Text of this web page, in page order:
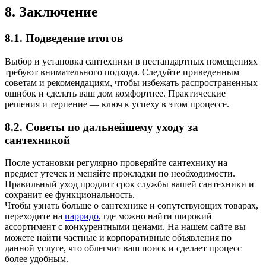
8. Заключение
8.1. Подведение итогов
Выбор и установка сантехники в нестандартных помещениях
требуют внимательного подхода. Следуйте приведенным
советам и рекомендациям, чтобы избежать распространенных
ошибок и сделать ваш дом комфортнее. Практические
решения и терпение — ключ к успеху в этом процессе.
8.2. Советы по дальнейшему уходу за
сантехникой
После установки регулярно проверяйте сантехнику на
предмет утечек и меняйте прокладки по необходимости.
Правильный уход продлит срок службы вашей сантехники и
сохранит ее функциональность.
Чтобы узнать больше о сантехнике и сопутствующих товарах,
переходите на парридо, где можно найти широкий
ассортимент с конкурентными ценами. На нашем сайте вы
можете найти частные и корпоративные объявления по
данной услуге, что облегчит ваш поиск и сделает процесс
более удобным.